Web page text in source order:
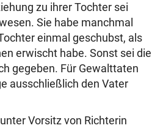
zu ihrer Tochter sei
Sie habe manchmal
einmal geschubst, als
erwischt habe. Sonst sei die
gegeben. Für Gewalttaten
ausschließlich den Vater
Vorsitz von Richterin